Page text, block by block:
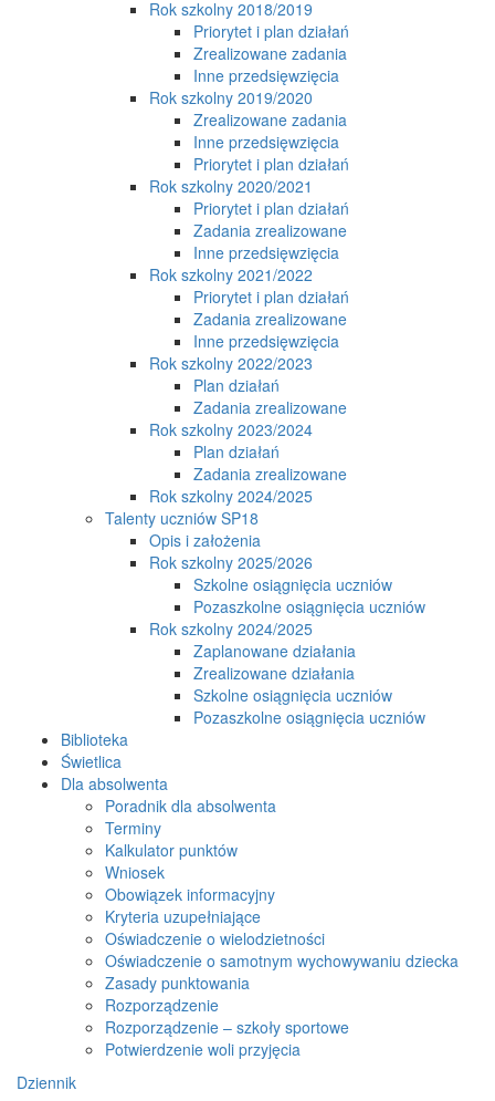
Rok szkolny 2018/2019
Priorytet i plan działań
Zrealizowane zadania
Inne przedsięwzięcia
Rok szkolny 2019/2020
Zrealizowane zadania
Inne przedsięwzięcia
Priorytet i plan działań
Rok szkolny 2020/2021
Priorytet i plan działań
Zadania zrealizowane
Inne przedsięwzięcia
Rok szkolny 2021/2022
Priorytet i plan działań
Zadania zrealizowane
Inne przedsięwzięcia
Rok szkolny 2022/2023
Plan działań
Zadania zrealizowane
Rok szkolny 2023/2024
Plan działań
Zadania zrealizowane
Rok szkolny 2024/2025
Talenty uczniów SP18
Opis i założenia
Rok szkolny 2025/2026
Szkolne osiągnięcia uczniów
Pozaszkolne osiągnięcia uczniów
Rok szkolny 2024/2025
Zaplanowane działania
Zrealizowane działania
Szkolne osiągnięcia uczniów
Pozaszkolne osiągnięcia uczniów
Biblioteka
Świetlica
Dla absolwenta
Poradnik dla absolwenta
Terminy
Kalkulator punktów
Wniosek
Obowiązek informacyjny
Kryteria uzupełniające
Oświadczenie o wielodzietności
Oświadczenie o samotnym wychowywaniu dziecka
Zasady punktowania
Rozporządzenie
Rozporządzenie – szkoły sportowe
Potwierdzenie woli przyjęcia
Dziennik